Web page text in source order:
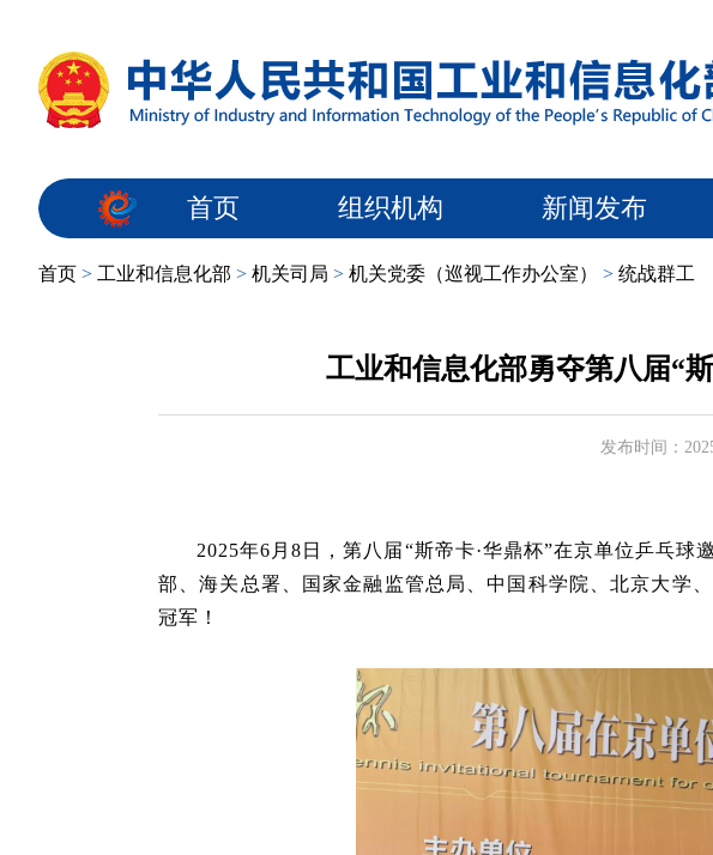
首页 组织机构 新闻发布
首页 > 工业和信息化部 > 机关司局 > 机关党委（巡视工作办公室） > 统战群工
工业和信息化部勇夺第八届“
发布时间：
2025年6 月8 日，第八届“斯帝卡·华鼎杯”在京单位乒乓
部、海关总署、国家金融监管总局、中国科学院、北京大学
冠军！